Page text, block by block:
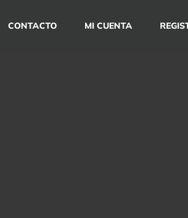
CONTACTO MI CUENTA